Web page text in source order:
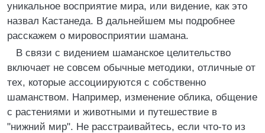
уникальное восприятие мира, или видение, как это
назвал Кастанеда. В дальнейшем мы подробнее
расскажем о мировосприятии шамана.
В связи с видением шаманское целительство
включает не совсем обычные методики, отличные от
тех, которые ассоциируются с собственно
шаманством. Например, изменение облика, общение
с растениями и животными и путешествие в
"нижний мир". Не расстраивайтесь, если что-то из